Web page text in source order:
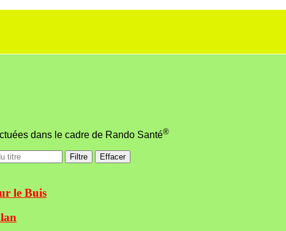
dans le cadre de Rando Santé®
Filtre Effacer
le Buis